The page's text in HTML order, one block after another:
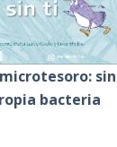
microtesoro:
bacteria